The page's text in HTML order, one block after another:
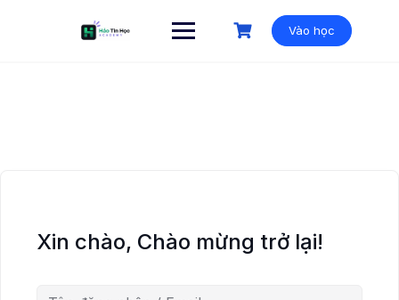
Vào học
Xin chào, Chào mừng trở lại!